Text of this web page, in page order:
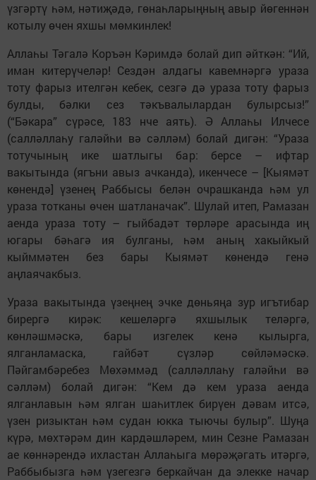
үзгәртү һәм, нәтиҗәдә, гөнаһларыңның авыр йөгеннән
котылу өчен яхшы мөмкинлек!
Аллаһы Тәгалә Коръән Кәримдә болай дип әйткән: “Ий,
иман китерүчеләр! Сездән алдагы кавемнәргә ураза
тоту фарыз ителгән кебек, сезгә дә ураза тоту фарыз
булды, бәлки сез тәкъвалылардан булырсыз!”
(“Бәкара” сүрәсе, 183 нче аять). Ә Аллаһы Илчесе
(салләллаһу галәйһи вә сәлләм) болай дигән: “Ураза
тотучының ике шатлыгы бар: берсе – ифтар
вакытында (ягъни авыз ачканда), икенчесе – [Кыямәт
көнендә] үзенең Раббысы белән очрашканда һәм ул
ураза тотканы өчен шатланачак”. Шулай итеп, Рамазан
аенда ураза тоту – гыйбадәт төрләре арасында иң
югары бәһагә ия булганы, һәм аның хакыйкый
кыйммәтен без бары Кыямәт көнендә генә
аңлаячакбыз.
Ураза вакытында үзеңнең эчке дөньяңа зур игътибар
бирергә кирәк: кешеләргә яхшылык теләргә,
көнләшмәскә, бары изгелек кенә кылырга,
ялганламаска, гайбәт сүзләр сөйләмәскә.
Пәйгамбәребез Мөхәммәд (салләллаһу галәйһи вә
сәлләм) болай дигән: “Кем дә кем ураза аенда
ялганлавын һәм ялган шаһитлек бирүен дәвам итсә,
үзен ризыктан һәм судан юкка тыючы булыр”. Шуңа
күрә, мөхтәрәм дин кардәшләрем, мин Сезне Рамазан
ае көннәрендә ихластан Аллаһыга мөрәҗәгать итәргә,
Раббыбызга һәм үзегезгә беркайчан да элекке начар